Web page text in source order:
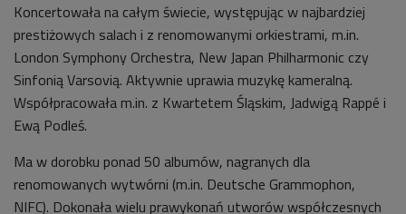
Koncertowała na całym świecie, występując w najbardziej
prestiżowych salach i z renomowanymi orkiestrami, m.in.
London Symphony Orchestra, New Japan Philharmonic czy
Sinfonią Varsovią. Aktywnie uprawia muzykę kameralną.
Współpracowała m.in. z Kwartetem Śląskim, Jadwigą Rappé i
Ewą Podleś.
Ma w dorobku ponad 50 albumów, nagranych dla
renomowanych wytwórni (m.in. Deutsche Grammophon,
NIFC). Dokonała wielu prawykonań utworów współczesnych